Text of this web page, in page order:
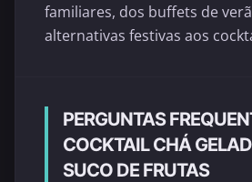
familiares, dos buffets de
alternativas festivas aos
PERGUNTAS
COCKTAIL CHÁ
SUCO DE FRUTAS